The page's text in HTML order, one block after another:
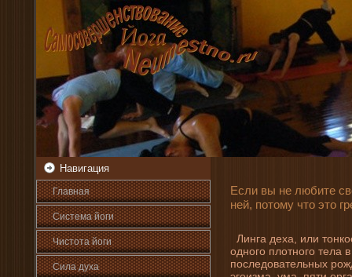
Навигация
Главная
Система йоги
Чистота йоги
Сила духа
Если вы не любите
ней, потому что это
Линга де­ха, или
одного плотного тела
последовательных